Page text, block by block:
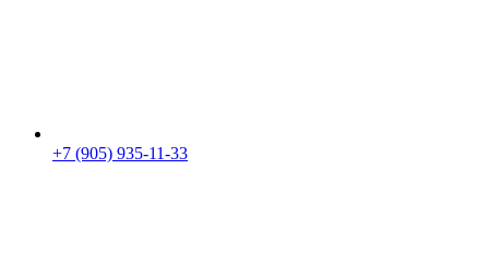
+7 (905) 935-11-33